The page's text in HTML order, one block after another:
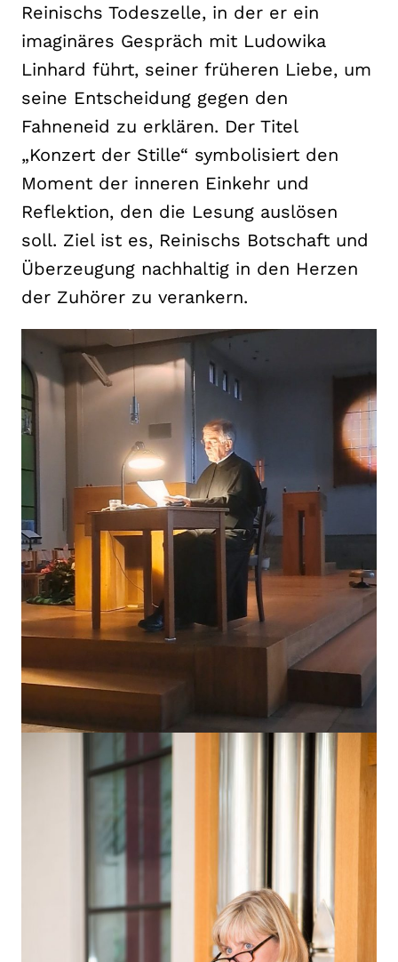
Reinischs Todeszelle, in der er ein
imaginäres Gespräch mit Ludowika
Linhard führt, seiner früheren Liebe, um
seine Entscheidung gegen den
Fahneneid zu erklären. Der Titel
„Konzert der Stille“ symbolisiert den
Moment der inneren Einkehr und
Reflektion, den die Lesung auslösen
soll. Ziel ist es, Reinischs Botschaft und
Überzeugung nachhaltig in den Herzen
der Zuhörer zu verankern.